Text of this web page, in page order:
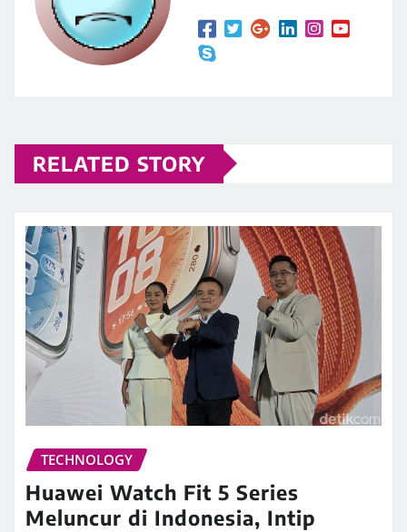
RELATED STORY
TECHNOLOGY
Huawei Watch Fit 5 Series
Meluncur di Indonesia, Intip